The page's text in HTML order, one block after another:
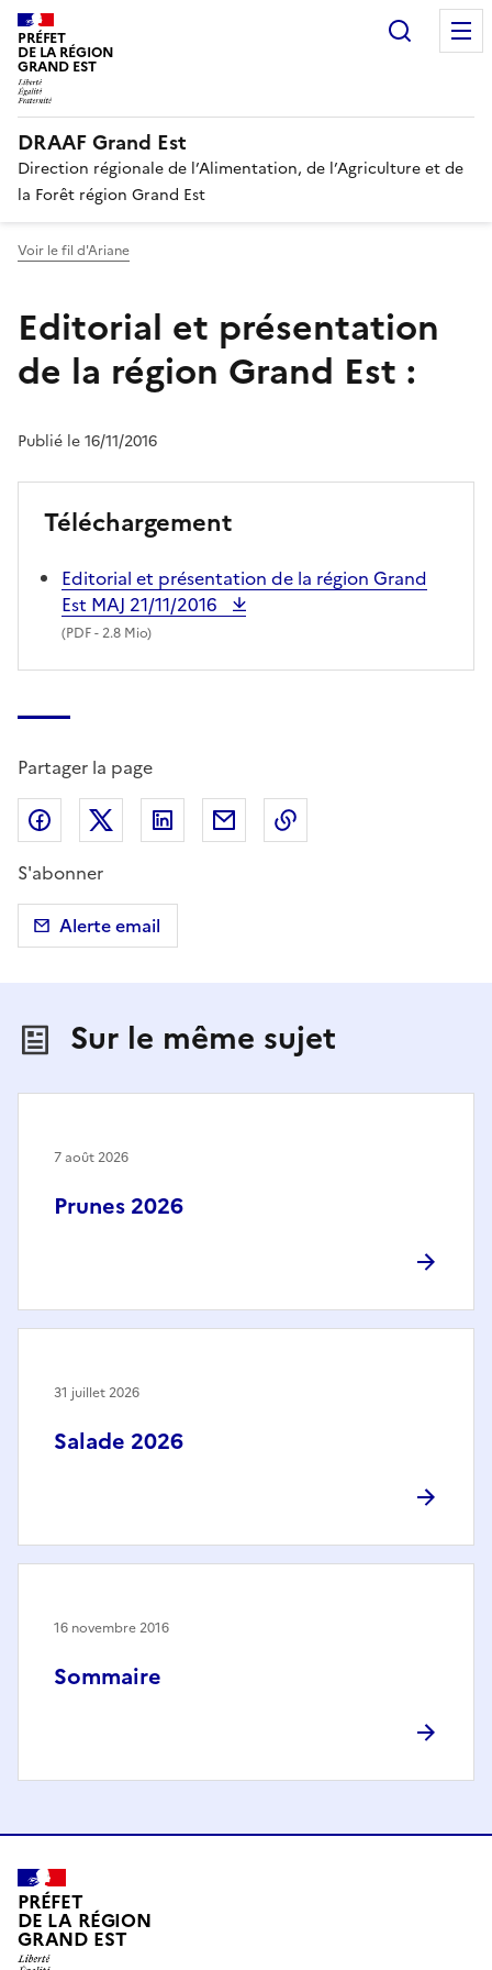
PRÉFET
DE LA RÉGION
GRAND EST
DRAAF Grand Est
Direction régionale de l’Alimentation, de l’Agriculture et de
la Forêt région Grand Est
Voir le fil d'Ariane
Editorial et présentation
de la région Grand Est :
Publié le 16/11/2016
Téléchargement
Editorial et présentation de la région Grand
Est MAJ 21/11/2016
(PDF- 2.8 Mio)
Partager la page
Partager sur Facebook
Partager sur X (anciennement Twitter)
Partager sur LinkedIn
Partager par email
S'abonner
Alerte email
Sur le même sujet
Prunes 2026
7 août 2026
Salade 2026
31 juillet 2026
Sommaire
16 novembre 2016
PRÉFET
DE LA RÉGION
GRAND EST